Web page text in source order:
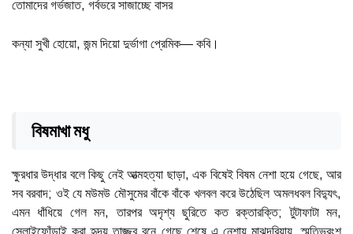
তোমাদের গর্ভজাত, গর্বভরে সাজাচ্ছে বাসর
কন্যা সুখী হোয়ো, জন্ম দিয়ো দুর্ভাগা প্রেমিক— কবি।
বিষমাখা মধু
ক্ষুরধার উদ্ধার বলে কিছু নেই আত্মহত্যা ছাড়া, এক বিষেই বিষম নেশা হয়ে গেছে, আর
সব বরবাদ; ওই যে মউমউ মৌসুমের বাঁকে বাঁকে খলবল করে উঠেছিল অমলধবল বিদ্যুৎ,
এমন ধাঁধিয়ে গেল মন, তারপর অদৃশ্য ছুরিতে কত রক্তারক্তি; টুটাফাটা মন,
সেলাইফোঁড়াই করা হৃদয় তাজ্জব বনে গেছে শেষে এ নেশায় মাঝদরিয়ায়, স্মৃতিভ্রংশ